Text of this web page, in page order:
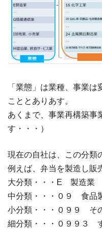
「業態」は業種、事業
こととありあす。
あくまで、事業再構築事
す・・・）
現在の自社は、この分類
例えば、弁当を製造し販
大分類・・・E 製造業
中分類・・・０９ 食品
小分類・・・０９９ そ
細分類・・・０９９３